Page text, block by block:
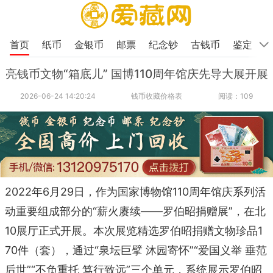
首页 纸币 金银币 邮票 纪念钞 古钱币 鉴定
亮钱币文物“箱底儿” 国博110周年馆庆先导大展开展
2026-06-24 14:20:24 钱币收藏价格表 阅读：109
2022年6月29日，作为国家博物馆110周年馆庆系列活
动重要组成部分的“薪火赓续——罗伯昭捐赠展”，在北
10展厅正式开展。本次展览精选罗伯昭捐赠文物珍品1
70件（套），通过“泉坛巨擘 沐园寄怀”“爱国义举 垂范
后世”“不负重托 笃行致远”三个单元，系统展示罗伯昭